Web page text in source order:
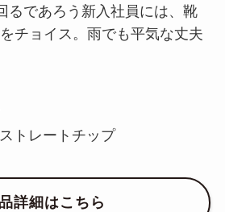
るであろう新入社員には、靴
チョイス。雨でも平気な丈夫
トレートチップ
詳細はこちら